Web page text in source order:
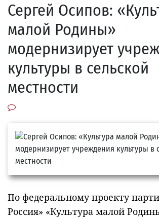
Сергей Осипов:
малой Родины»
модернизирует
культуры в сельской
местности
По федеральному проекту
Россия» «Культура малой